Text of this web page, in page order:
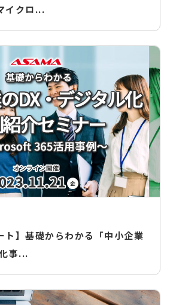
イクロ...
ト】基礎からわかる「中小企業
事...